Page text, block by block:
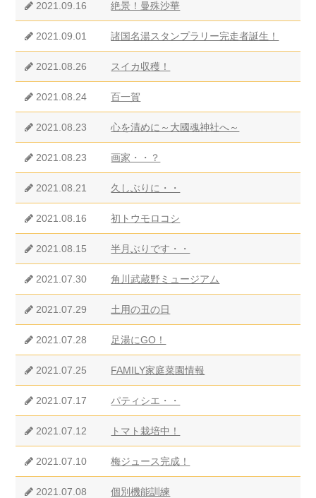
2021.09.16 絶景！曼殊沙華
2021.09.01 諸国名湯スタンプラリー完走者誕生！
2021.08.26 スイカ収穫！
2021.08.24 百一賀
2021.08.23 心を清めに～大國魂神社へ～
2021.08.23 画家・・？
2021.08.21 久しぶりに・・
2021.08.16 初トウモロコシ
2021.08.15 半月ぶりです・・
2021.07.30 角川武蔵野ミュージアム
2021.07.29 土用の丑の日
2021.07.28 足湯にGO！
2021.07.25 FAMILY家庭菜園情報
2021.07.17 パティシエ・・
2021.07.12 トマト栽培中！
2021.07.10 梅ジュース完成！
2021.07.08 個別機能訓練